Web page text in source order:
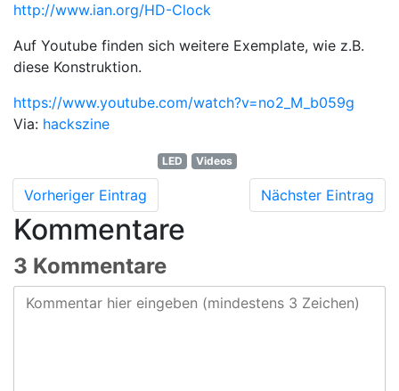
http://www.ian.org/HD-Clock
Auf Youtube finden sich weitere Exemplate, wie z.B.
diese Konstruktion.
https://www.youtube.com/watch?v=no2_M_b059g
Via: hackszine
LED Videos
Vorheriger Eintrag Nächster Eintrag
Kommentare
3 Kommentare